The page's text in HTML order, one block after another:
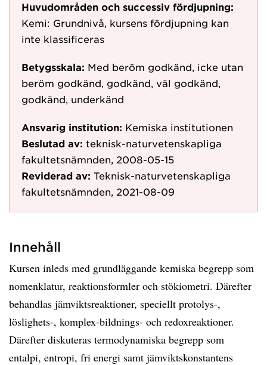
Huvudområden och successiv fördjupning:
Kemi: Grundnivå, kursens fördjupning kan
inte klassificeras
Betygsskala: Med beröm godkänd, icke utan
beröm godkänd, godkänd, väl godkänd,
godkänd, underkänd
Ansvarig institution: Kemiska institutionen
Beslutad av: teknisk-naturvetenskapliga
fakultetsnämnden, 2008-05-15
Reviderad av: Teknisk-naturvetenskapliga
fakultetsnämnden, 2021-08-09
Innehåll
Kursen inleds med grundläggande kemiska begrepp som
nomenklatur, reaktionsformler och stökiometri. Därefter
behandlas jämviktsreaktioner, speciellt protolys-,
löslighets-, komplex-bildnings- och redoxreaktioner.
Därefter diskuteras termodynamiska begrepp som
entalpi, entropi, fri energi samt jämviktskonstantens